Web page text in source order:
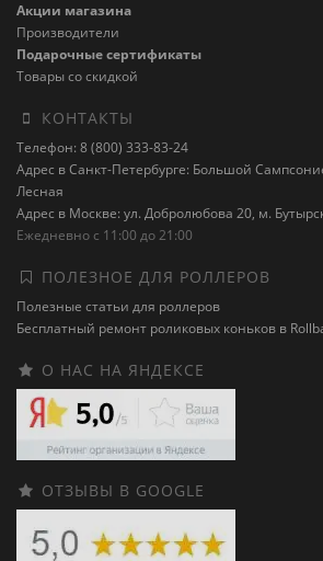
Акции магазина
Производители
Подарочные сертификаты
Товары со скидкой
КОНТАКТЫ
Телефон: 8 (800) 333-83-24
Адрес в Санкт-Петербурге: Большой
Лесная
Адрес в Москве: ул. Добролюбова 20, м.
Ежедневно с 11:00 до 21:00
ПОЛЕЗНОЕ ДЛЯ РОЛЛЕРОВ
Полезные статьи для роллеров
Бесплатный ремонт роликовых коньков в
О НАС НА ЯНДЕКСЕ
ОТЗЫВЫ В GOOGLE